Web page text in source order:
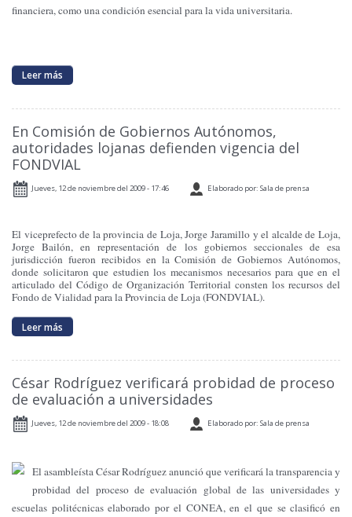
financiera, como una condición esencial para la vida universitaria.
Leer más
En Comisión de Gobiernos Autónomos,
autoridades lojanas defienden vigencia del
FONDVIAL
Jueves, 12 de noviembre del 2009 - 17:46 Elaborado por: Sala de prensa
El viceprefecto de la provincia de Loja, Jorge Jaramillo y el alcalde de Loja,
Jorge Bailón, en representación de los gobiernos seccionales de esa
jurisdicción fueron recibidos en la Comisión de Gobiernos Autónomos,
donde solicitaron que estudien los mecanismos necesarios para que en el
articulado del Código de Organización Territorial consten los recursos del
Fondo de Vialidad para la Provincia de Loja (FONDVIAL).
Leer más
César Rodríguez verificará probidad de proceso
de evaluación a universidades
Jueves, 12 de noviembre del 2009 - 18:08 Elaborado por: Sala de prensa
El asambleísta César Rodríguez anunció que verificará la transparencia y
probidad del proceso de evaluación global de las universidades y
escuelas politécnicas elaborado por el CONEA, en el que se clasificó en